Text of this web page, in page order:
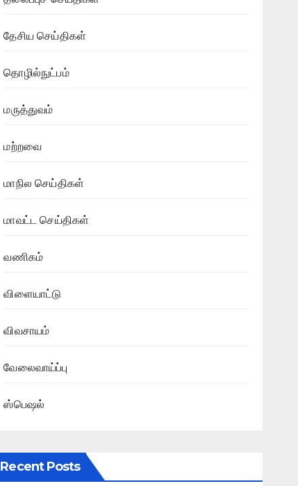
தேசிய செய்திகள்
தொழில்நுட்பம்
மருத்துவம்
மற்றவை
மாநில செய்திகள்
மாவட்ட செய்திகள்
வணிகம்
விளையாட்டு
விவசாயம்
வேலைவாய்ப்பு
ஸ்பெஷல்
Recent Posts